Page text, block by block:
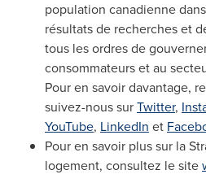
population canadienne
résultats de recherches et
tous les ordres de
consommateurs et au
Pour en savoir davantage,
suivez-nous surTwitter,
YouTube, LinkedIn et
Pour en savoir plus sur la
logement, consultez le site